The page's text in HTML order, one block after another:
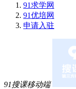
风**上 (****)
朋友推荐的
身免费学习
常热情，经
感谢仁和的
枫* (****)
质量:课程多
91求学网
91优培网
申请入驻
91搜课移动端